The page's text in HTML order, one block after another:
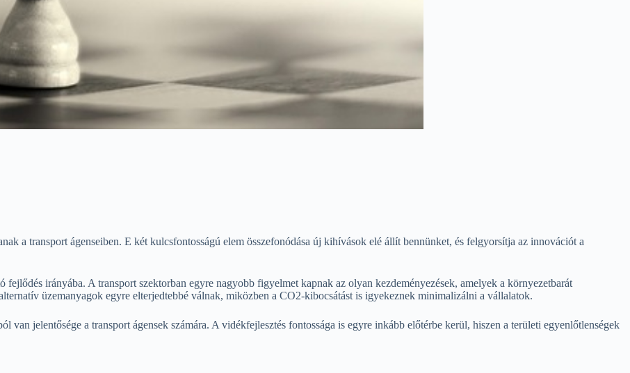
a transport ágenseiben. E két kulcsfontosságú elem összefonódása új kihívások elé állít bennünket, és felgyorsítja az innovációt a
irányába. A transport szektorban egyre nagyobb figyelmet kapnak az olyan kezdeményezések, amelyek a környezetbarát
üzemanyagok egyre elterjedtebbé válnak, miközben a CO2-kibocsátást is igyekeznek minimalizálni a vállalatok.
van jelentősége a transport ágensek számára. A vidékfejlesztés fontossága is egyre inkább előtérbe kerül, hiszen a területi egyenlőtlenségek